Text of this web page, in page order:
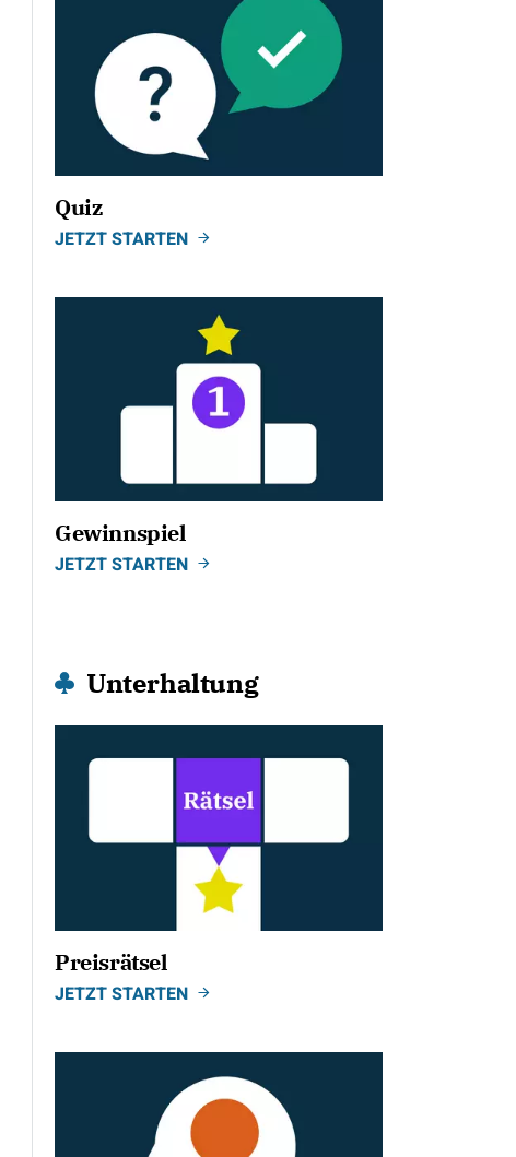
Quiz
JETZT STARTEN
Gewinnspiel
JETZT STARTEN
Unterhaltung
Preisrätsel
JETZT STARTEN